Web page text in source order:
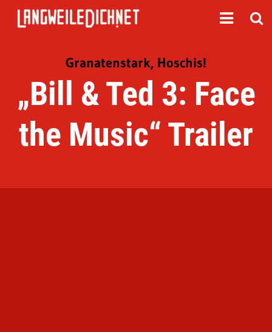
Granatenstark, Hoschis!
„Bill & Ted 3: Face
the Music“ Trailer